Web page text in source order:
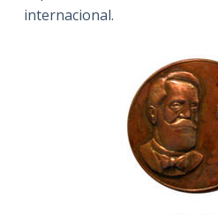
internacional.